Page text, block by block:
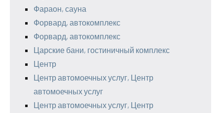
Фараон, сауна
Форвард, автокомплекс
Форвард, автокомплекс
Царские бани, гостиничный комплекс
Центр
Центр автомоечных услуг, Центр
автомоечных услуг
Центр автомоечных услуг, Центр